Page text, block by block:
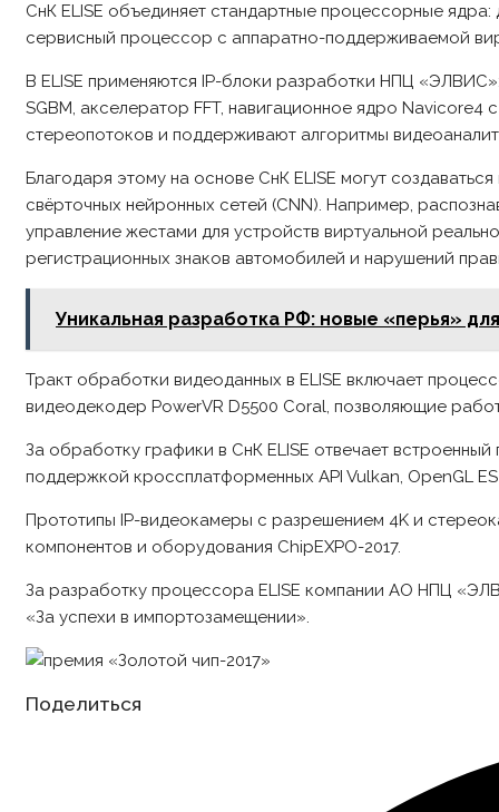
СнК ELISE объединяет стандартные процессорные ядра:
сервисный процессор с аппаратно-поддерживаемой
В ELISE применяются IP-блоки разработки НПЦ
SGBM, акселератор FFT, навигационное ядро
стереопотоков и поддерживают алгоритмы
Благодаря этому на основе СнК ELISE могут
свёрточных нейронных сетей (CNN). Например,
управление жестами для устройств виртуальной
регистрационных знаков автомобилей и нарушений
Уникальная разработка РФ: новые «перья»
Тракт обработки видеоданных в ELISE включает
видеодекодер PowerVR D5500 Coral, позволяющие
За обработку графики в СнК ELISE отвечает
поддержкой кроссплатформенных API Vulkan, OpenGL ES
Прототипы IP-видеокамеры с разрешением 4K и
компонентов и оборудования ChipEXPO-2017.
За разработку процессора ELISE компании АО НПЦ
«За успехи в импортозамещении».
Поделиться